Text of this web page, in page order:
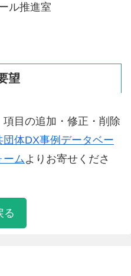
る
ル推進室
望
目の追加・修正・削除
団体DX事例データベー
ーム よりお寄せくださ